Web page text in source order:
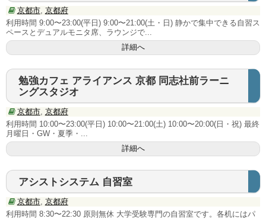
京都市, 京都府
利用時間 9:00〜23:00(平日) 9:00〜21:00(土・日) 静かで集中できる自習ス
ペースとデュアルモニタ席、ラウンジで...
詳細へ
勉強カフェ アライアンス 京都 同志社前ラーニ
ングスタジオ
京都市, 京都府
利用時間 10:00〜23:00(平日) 10:00〜21:00(土) 10:00〜20:00(日・祝) 最終
月曜日・GW・夏季・...
詳細へ
アシストシステム 自習室
京都市, 京都府
利用時間 8:30〜22:30 原則無休 大学受験専門の自習室です。各机にはパ
短期利用が可能な自習室
女性エリアがある自習室